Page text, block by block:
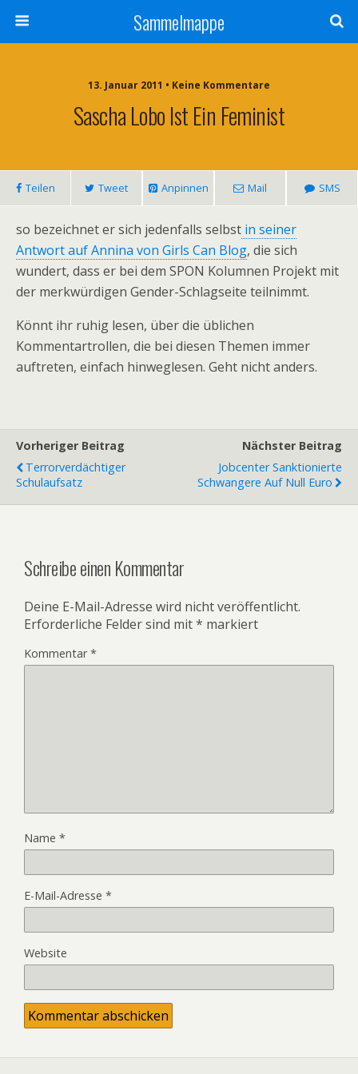
Sammelmappe
13. Januar 2011 • Keine Kommentare
Sascha Lobo Ist Ein Feminist
Teilen Tweet Anpinnen Mail SMS
so bezeichnet er sich jedenfalls selbst in seiner
Antwort auf Annina von Girls Can Blog, die sich
wundert, dass er bei dem SPON Kolumnen Projekt mit
der merkwürdigen Gender-Schlagseite teilnimmt.
Könnt ihr ruhig lesen, über die üblichen
Kommentartrollen, die bei diesen Themen immer
auftreten, einfach hinweglesen. Geht nicht anders.
Vorheriger Beitrag
Terrorverdächtiger
Schulaufsatz
Nächster Beitrag
Jobcenter Sanktionierte
Schwangere Auf Null Euro
Schreibe einen Kommentar
Deine E-Mail-Adresse wird nicht veröffentlicht.
Erforderliche Felder sind mit* markiert
Kommentar*
Name *
E-Mail-Adresse *
Website